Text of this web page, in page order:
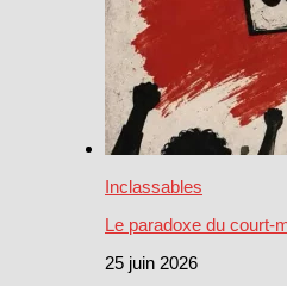
Inclassables
Le paradoxe du court-
25 juin 2026